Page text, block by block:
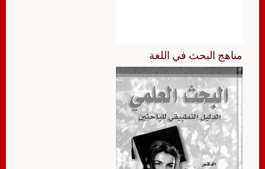
مناهج البحث في اللغة